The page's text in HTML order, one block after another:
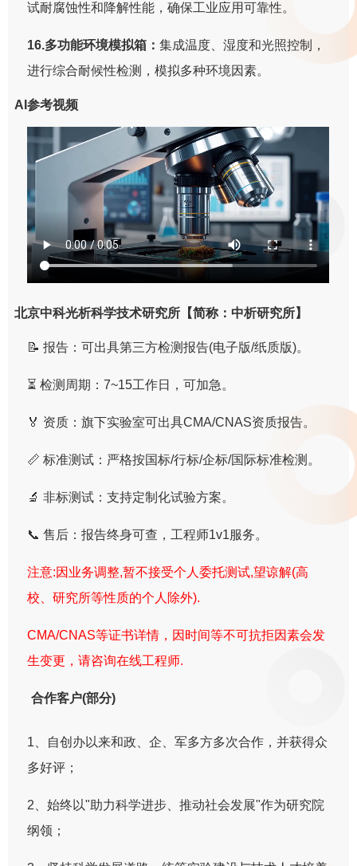
试耐腐蚀性和降解性能，确保工业应用可靠性。
16.多功能环境模拟箱：集成温度、湿度和光照控制，
进行综合耐候性检测，模拟多种环境因素。
AI参考视频
北京中科光析科学技术研究所【简称：中析研究所】
📝 报告：可出具第三方检测报告(电子版/纸质版)。
⏳ 检测周期：7~15工作日，可加急。
🏅 资质：旗下实验室可出具CMA/CNAS资质报告。
📏 标准测试：严格按国标/行标/企标/国际标准检测。
🔬 非标测试：支持定制化试验方案。
📞 售后：报告终身可查，工程师1v1服务。
注意:因业务调整,暂不接受个人委托测试,望谅解(高
校、研究所等性质的个人除外).
CMA/CNAS等证书详情，因时间等不可抗拒因素会发
生变更，请咨询在线工程师.
合作客户(部分)
1、自创办以来和政、企、军多方多次合作，并获得众
多好评；
2、始终以"助力科学进步、推动社会发展"作为研究院
纲领；